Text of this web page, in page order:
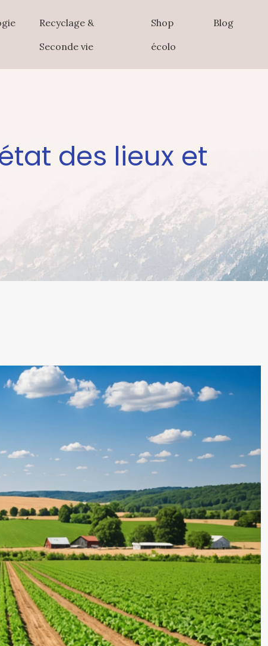
Recyclage &
Seconde vie
Shop
écolo
Blog
des lieux et